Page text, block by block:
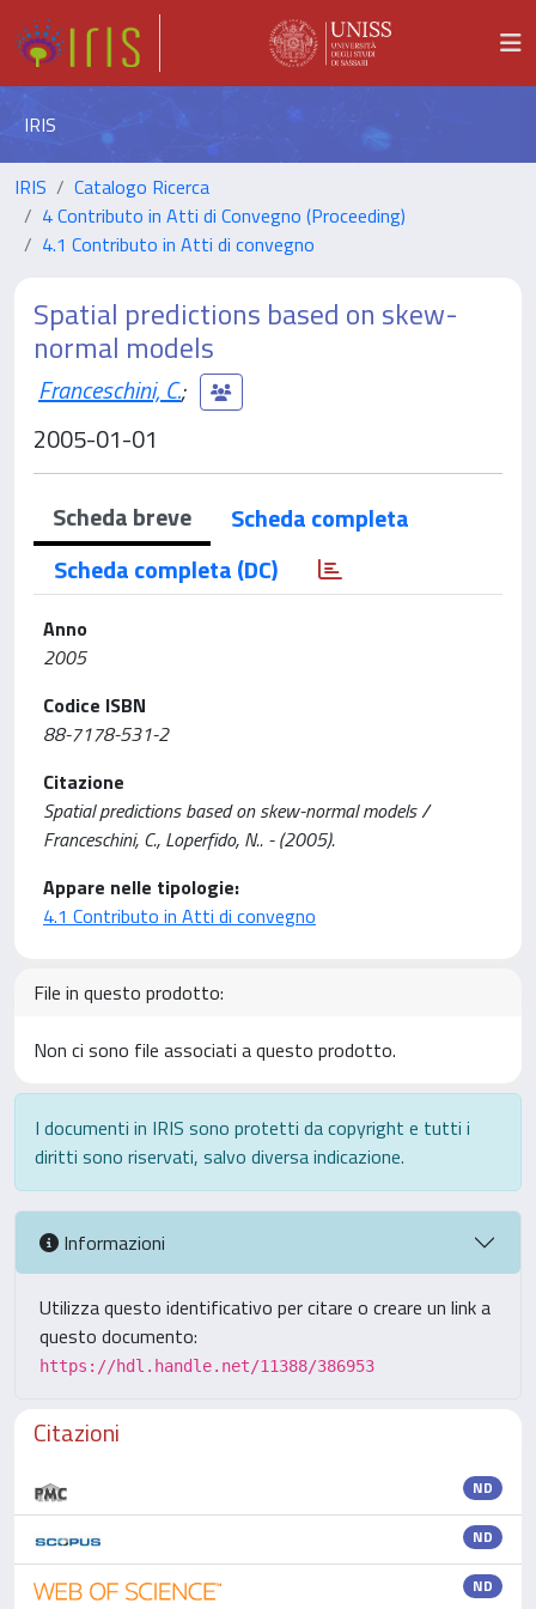
IRIS
IRIS
Catalogo Ricerca
4 Contributo in Atti di Convegno (Proceeding)
4.1 Contributo in Atti di convegno
Spatial predictions based on skew-
normal models
Franceschini, C.;
2005-01-01
Scheda breve
Scheda completa
Scheda completa (DC)
Anno
2005
Codice ISBN
88-7178-531-2
Citazione
Spatial predictions based on skew-normal models /
Franceschini, C., Loperfido, N.. - (2005).
Appare nelle tipologie:
4.1 Contributo in Atti di convegno
File in questo prodotto:
Non ci sono file associati a questo prodotto.
I documenti in IRIS sono protetti da copyright e tutti i
diritti sono riservati, salvo diversa indicazione.
Informazioni
Utilizza questo identificativo per citare o creare un link a
questo documento:
https://hdl.handle.net/11388/386953
Citazioni
ND
ND
ND